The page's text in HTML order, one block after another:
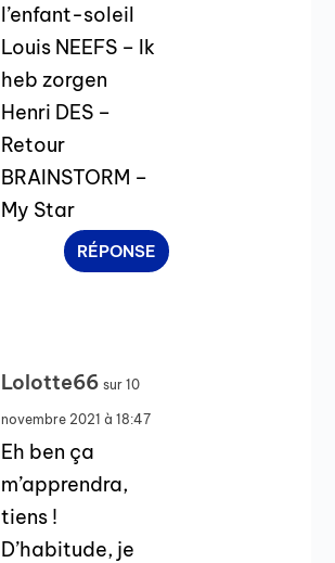
l’enfant-soleil
Louis NEEFS – Ik
heb zorgen
Henri DES –
Retour
BRAINSTORM –
My Star
RÉPONSE
Lolotte66 sur 10
novembre 2021 à 18:47
Eh ben ça
m’apprendra,
tiens !
D’habitude, je